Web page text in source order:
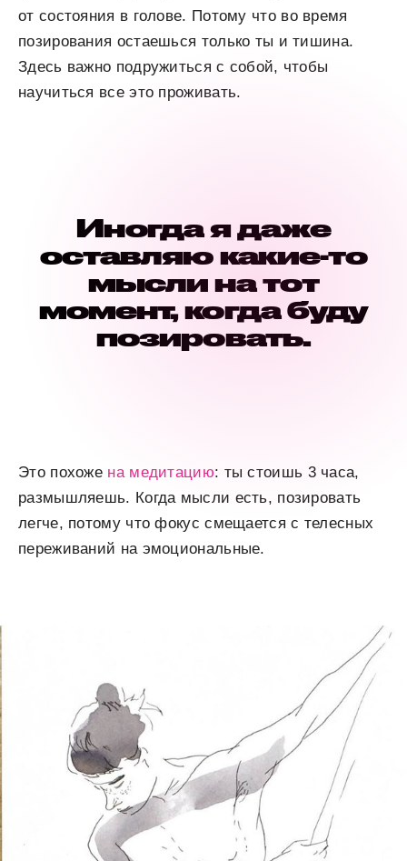
от состояния в голове. Потому что во время
позирования остаешься только ты и тишина.
Здесь важно подружиться с собой, чтобы
научиться все это проживать.
Иногда я даже
оставляю какие-то
мысли на тот
момент, когда буду
позировать.
Это похоже на медитацию: ты стоишь 3 часа,
размышляешь. Когда мысли есть, позировать
легче, потому что фокус смещается с телесных
переживаний на эмоциональные.